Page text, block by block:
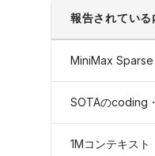
報告されている
MiniMax
SOTAのcoding
1Mコンテキスト